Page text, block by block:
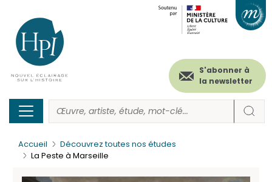
contenu
principal
Menu
secondaire
(header)
S'abonner à
la newsletter
Accueil
Découvrez toutes nos études
La Peste à Marseille